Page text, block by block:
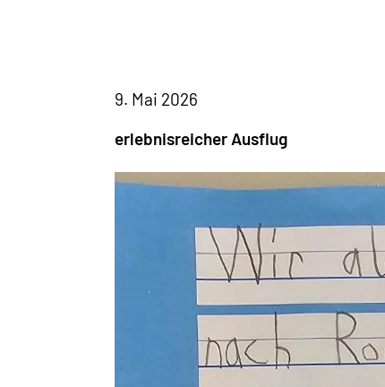
9. Mai 2026
erlebnisreicher Ausflug